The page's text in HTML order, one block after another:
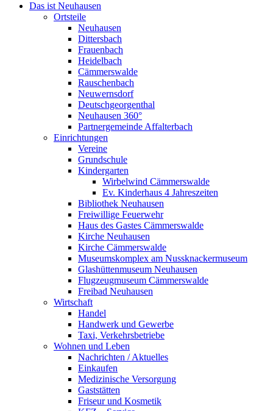
Das ist Neuhausen
Ortsteile
Neuhausen
Dittersbach
Frauenbach
Heidelbach
Cämmerswalde
Rauschenbach
Neuwernsdorf
Deutschgeorgenthal
Neuhausen 360°
Partnergemeinde Affalterbach
Einrichtungen
Vereine
Grundschule
Kindergarten
Wirbelwind Cämmerswalde
Ev. Kinderhaus 4 Jahreszeiten
Bibliothek Neuhausen
Freiwillige Feuerwehr
Haus des Gastes Cämmerswalde
Kirche Neuhausen
Kirche Cämmerswalde
Museumskomplex am Nussknackermuseum
Glashüttenmuseum Neuhausen
Flugzeugmuseum Cämmerswalde
Freibad Neuhausen
Wirtschaft
Handel
Handwerk und Gewerbe
Taxi, Verkehrsbetriebe
Wohnen und Leben
Nachrichten / Aktuelles
Einkaufen
Medizinische Versorgung
Gaststätten
Friseur und Kosmetik